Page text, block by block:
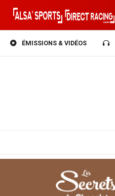
ÉMISSIONS & VIDÉOS